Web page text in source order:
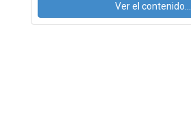
Ver el contenido...